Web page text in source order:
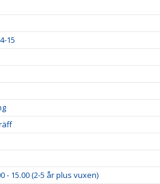
15
- 15.00 (2-5 år plus vuxen)